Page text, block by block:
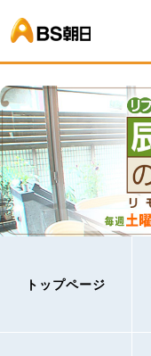
トップページ